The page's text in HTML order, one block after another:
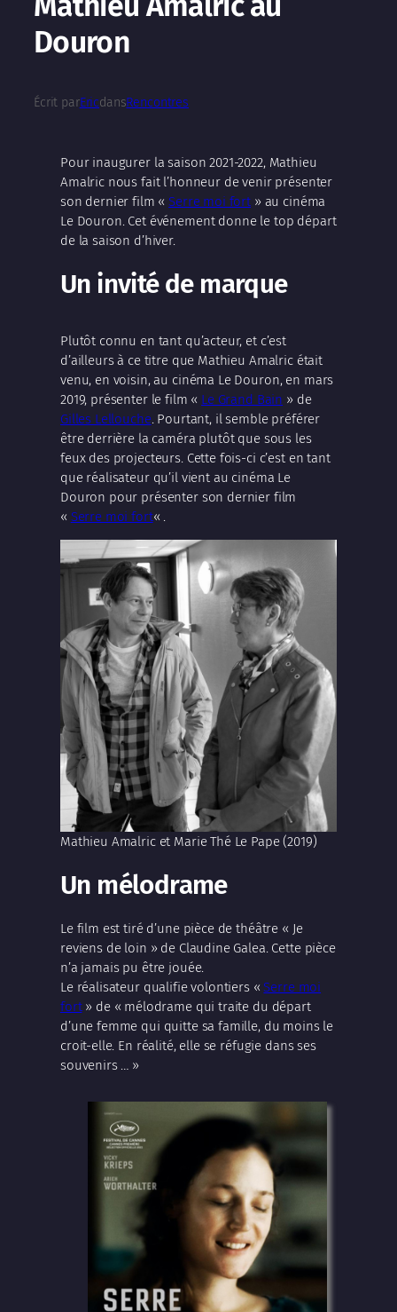
Douron
Écrit parEricdansRencontres
Pour inaugurer la saison 2021-2022, Mathieu
Amalric nous fait l’honneur de venir présenter
son dernier film «Serre moi fort » au cinéma
Le Douron. Cet événement donne le top départ
de la saison d’hiver.
Un invité de marque
Plutôt connu en tant qu’acteur, et c’est
d’ailleurs à ce titre que Mathieu Amalric était
venu, en voisin, au cinéma Le Douron, en mars
2019, présenter le film « Le Grand Bain » de
Gilles Lellouche. Pourtant, il semble préférer
être derrière la caméra plutôt que sous les
feux des projecteurs. Cette fois-ci c’est en tant
que réalisateur qu’il vient au cinéma Le
Douron pour présenter son dernier film
« Serre moi fort« .
Mathieu Amalric et Marie Thé Le Pape (2019)
Un mélodrame
Le film est tiré d’une pièce de théâtre « Je
reviens de loin » de Claudine Galea. Cette pièce
n’a jamais pu être jouée.
Le réalisateur qualifie volontiers «Serre moi
fort» de « mélodrame qui traite du départ
d’une femme qui quitte sa famille, du moins le
croit-elle. En réalité, elle se réfugie dans ses
souvenirs … »